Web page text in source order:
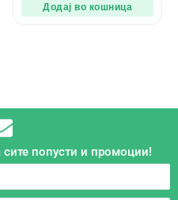
Додај во кошница
сите попусти и промоции!